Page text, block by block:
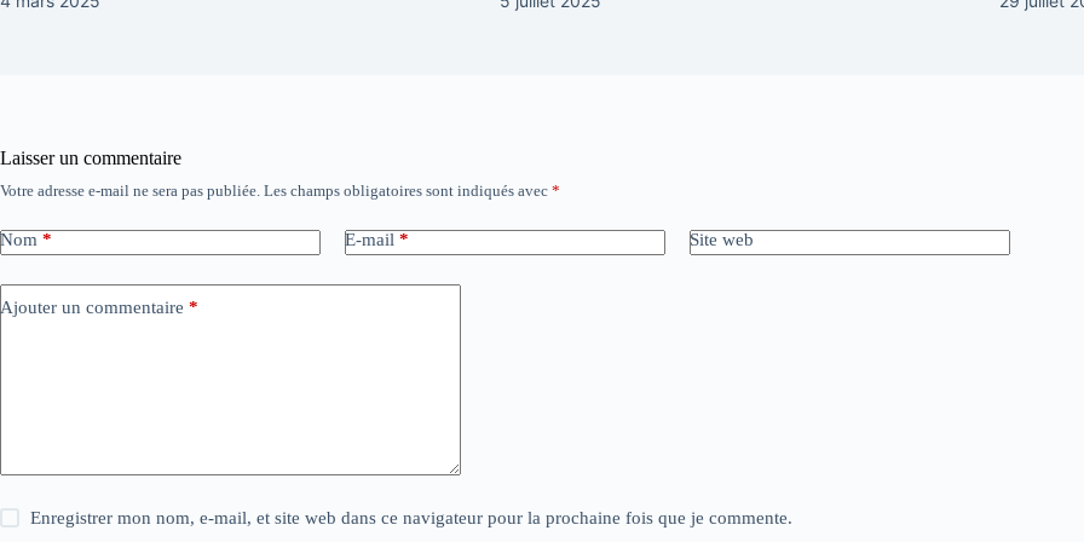
Laisser un commentaire
Votre adresse e-mail ne sera pas publiée. Les champs obligatoires sont indiqués avec *
Nom * E-mail * Site web
Ajouter un commentaire *
Enregistrer mon nom, e-mail, et site web dans ce navigateur pour la prochaine fois que je commente.